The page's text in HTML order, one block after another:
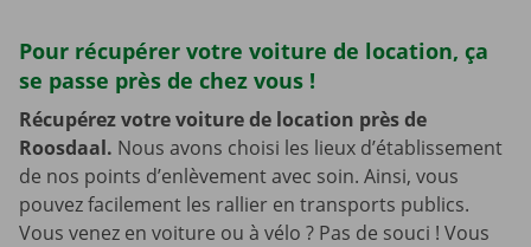
Pour récupérer votre voiture de location, ça
se passe près de chez vous !
Récupérez votre voiture de location près de
Roosdaal. Nous avons choisi les lieux d’établissement
de nos points d’enlèvement avec soin. Ainsi, vous
pouvez facilement les rallier en transports publics.
Vous venez en voiture ou à vélo ? Pas de souci ! Vous